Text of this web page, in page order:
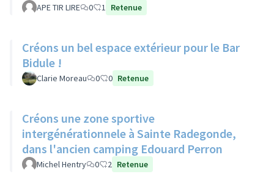
APE TIR LIRE 0 1 Retenue
Créons un bel espace extérieur pour le Bar
Bidule !
Clarie Moreau 0 0 Retenue
Créons une zone sportive
intergénérationnele à Sainte Radegonde,
dans l'ancien camping Edouard Perron
Michel Hentry 0 2 Retenue